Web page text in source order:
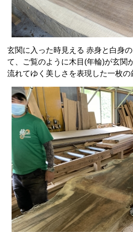
玄関に入った時見える 赤身と白身
て、ご覧のように木目(年輪)が玄関
流れてゆく美しさを表現した一枚の